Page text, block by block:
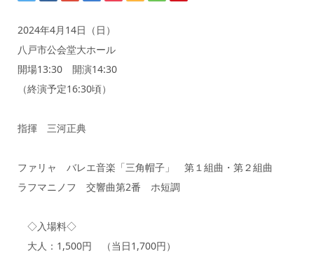
2024年4月14日（日）
八戸市公会堂大ホール
開場13:30 開演14:30
（終演予定16:30頃）
指揮 三河正典
​ファリャ バレエ音楽「三角帽子」​ 第１組曲・第２組曲
ラフマニノフ 交響曲第2番 ホ短調
​◇入場料◇
大人：1,500円 （当日1,700円）